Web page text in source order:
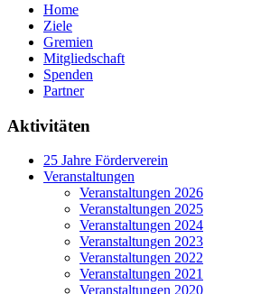
Home
Ziele
Gremien
Mitgliedschaft
Spenden
Partner
Aktivitäten
25 Jahre Förderverein
Veranstaltungen
Veranstaltungen 2026
Veranstaltungen 2025
Veranstaltungen 2024
Veranstaltungen 2023
Veranstaltungen 2022
Veranstaltungen 2021
Veranstaltungen 2020